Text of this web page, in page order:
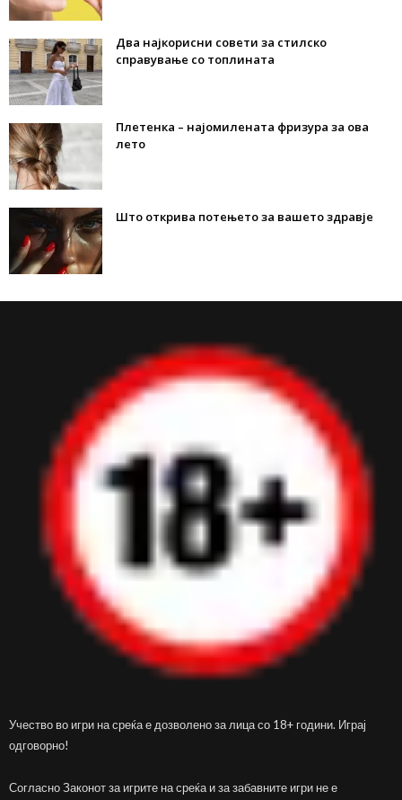
Два најкорисни совети за стилско
справување со топлината
Плетенка – најомилената фризура за ова
лето
Што открива потењето за вашето здравје
Учество во игри на среќа е дозволено за лица со 18+ години. Играј
одговорно!
Согласно Законот за игрите на среќа и за забавните игри не е